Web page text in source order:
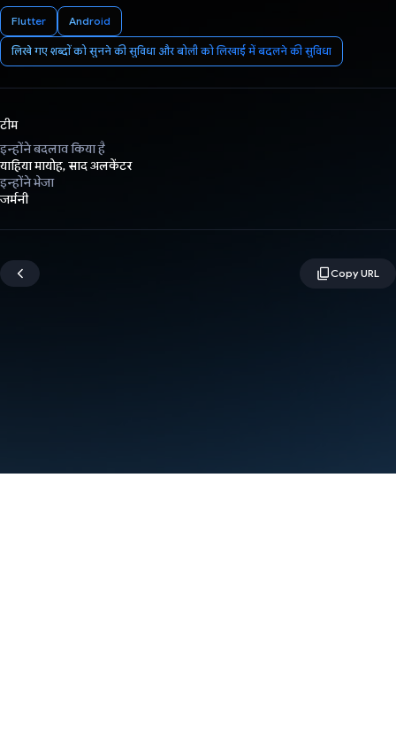
Flutter Android
लिखे गए शब्दों को सुनने की सुविधा और बोली को लिखाई में बदलने की सुविधा
टीम
इन्होंने बदलाव किया है
याहिया मायोह, साद अलकेंटर
इन्होंने भेजा
जर्मनी